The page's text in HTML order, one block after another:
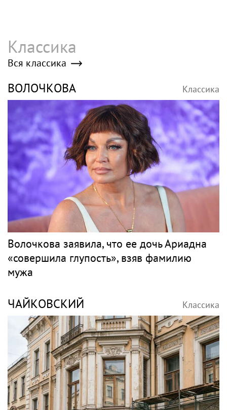
Классика
Вся классика
ВОЛОЧКОВА Классика
Волочкова заявила, что ее дочь Ариадна
«совершила глупость», взяв фамилию
мужа
ЧАЙКОВСКИЙ Классика